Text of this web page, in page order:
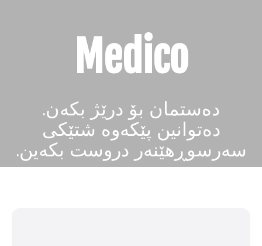
Medico
دەستمان بۆ درێژ بکەن.
دەتوانین پێکەوە شتێکی
سەرسوڕهێنەر دروست بکەین.